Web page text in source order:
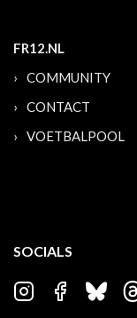
FR12.NL
COMMUNITY
CONTACT
VOETBALPOOL
SOCIALS